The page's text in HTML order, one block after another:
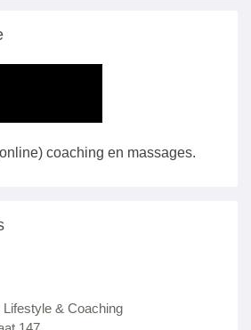
coaching en massages.
& Coaching